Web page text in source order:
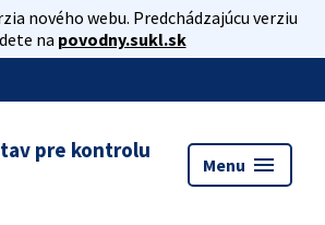
nového webu. Predchádzajúcu verziu
na povodny.sukl.sk
pre kontrolu
Menu menu